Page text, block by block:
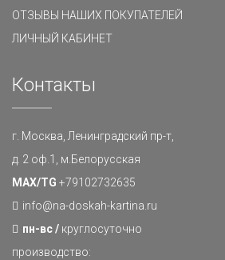
ОТЗЫВЫ НАШИХ ПОКУПАТЕЛЕЙ
ЛИЧНЫЙ КАБИНЕТ
Контакты
г. Москва, Ленинградский пр-т,
д. 2 оф.1, м.Белорусская
MAX/TG +79102732635
info@na-doskah-kartina.ru
пн-вс / круглосуточно
производство: